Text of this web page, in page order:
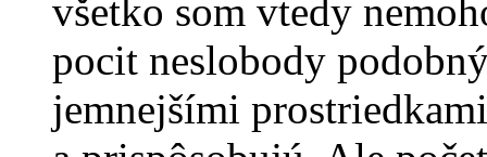
všetko som vtedy
pocit neslobody
jemnejšími